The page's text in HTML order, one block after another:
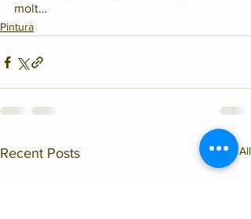
molt…
Pintura
Recent Posts See All